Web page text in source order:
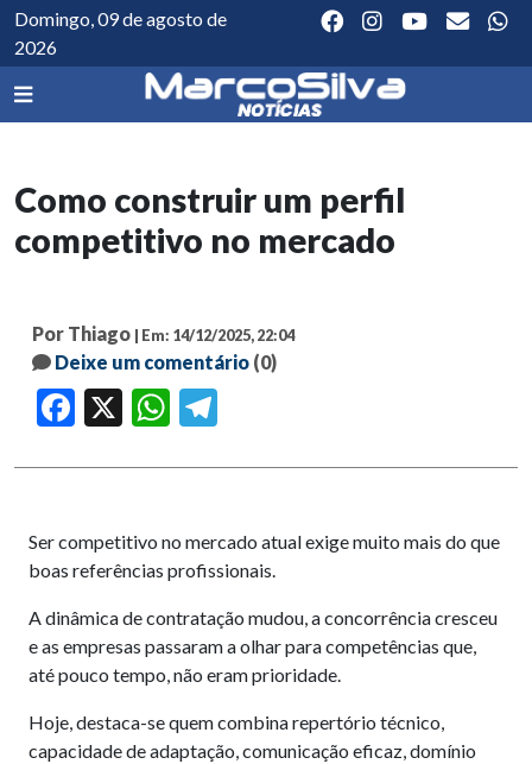
Domingo, 09 de agosto de
2026
Como construir um perfil
competitivo no mercado
Por Thiago | Em: 14/12/2025, 22:04
Deixe um comentário (0)
Facebook WhatsApp
Ser competitivo no mercado atual exige muito mais do que
boas referências profissionais.
A dinâmica de contratação mudou, a concorrência cresceu
e as empresas passaram a olhar para competências que,
até pouco tempo, não eram prioridade.
Hoje, destaca-se quem combina repertório técnico,
capacidade de adaptação, comunicação eficaz, domínio